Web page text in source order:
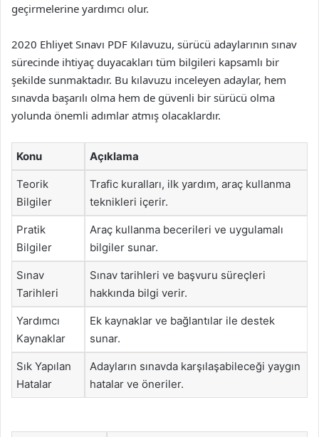
geçirmelerine yardımcı olur.
2020 Ehliyet Sınavı PDF Kılavuzu, sürücü adaylarının sınav
sürecinde ihtiyaç duyacakları tüm bilgileri kapsamlı bir
şekilde sunmaktadır. Bu kılavuzu inceleyen adaylar, hem
sınavda başarılı olma hem de güvenli bir sürücü olma
yolunda önemli adımlar atmış olacaklardır.
Konu Açıklama
Teorik
Bilgiler
Trafic kuralları, ilk yardım, araç kullanma
teknikleri içerir.
Pratik
Bilgiler
Araç kullanma becerileri ve uygulamalı
bilgiler sunar.
Sınav
Tarihleri
Sınav tarihleri ve başvuru süreçleri
hakkında bilgi verir.
Yardımcı
Kaynaklar
Ek kaynaklar ve bağlantılar ile destek
sunar.
Sık Yapılan
Hatalar
Adayların sınavda karşılaşabileceği yaygın
hatalar ve öneriler.